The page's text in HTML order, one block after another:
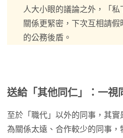
人大小眼的議論之外，「
關係更緊密，下次互相請
的公務後盾。
送給「其他同仁」：一視
至於「職代」以外的同事，其
為關係太遠、合作較少的同事